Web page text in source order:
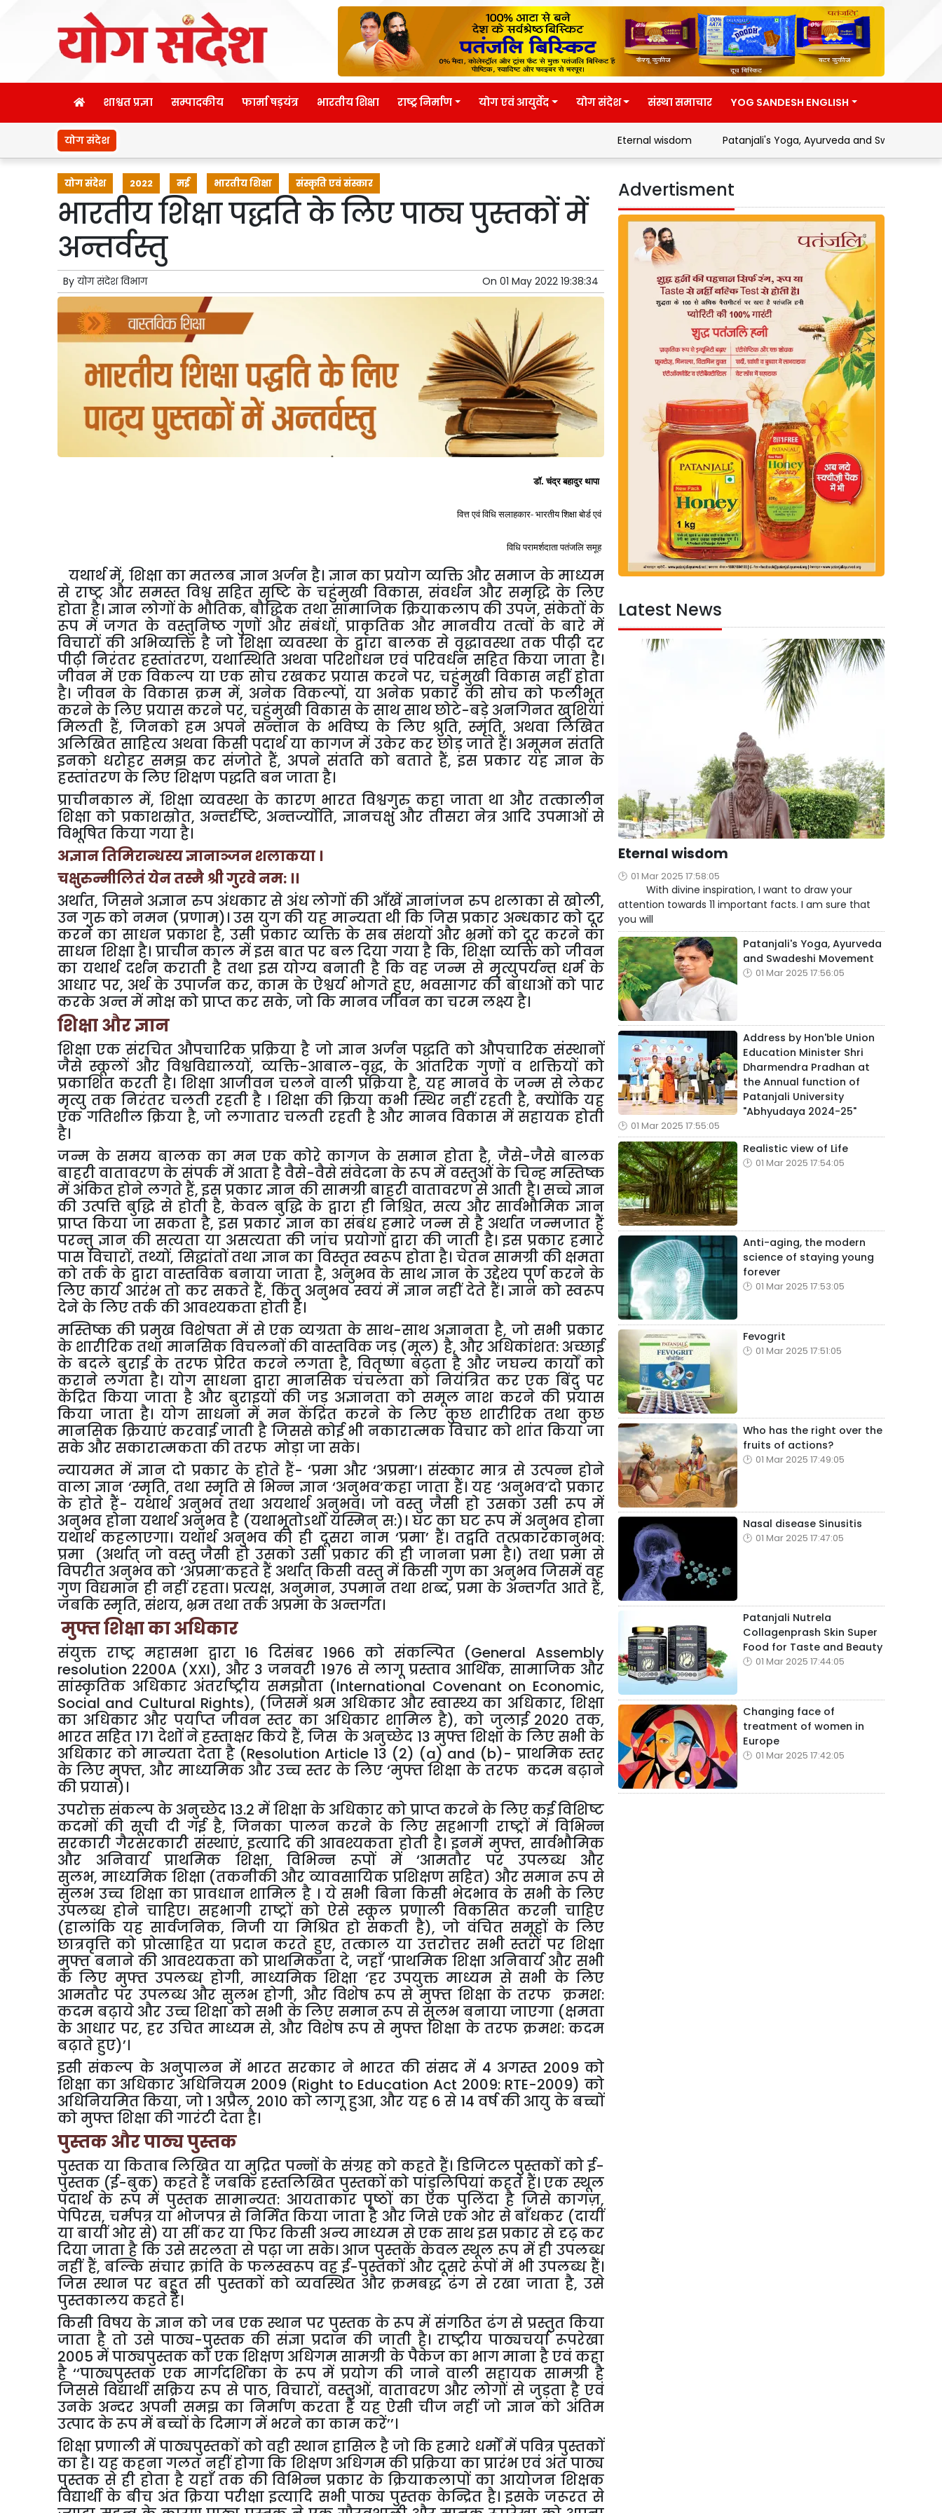
शाश्वत प्रज्ञा सम्पादकीय फार्मा षड़यंत्र भारतीय शिक्षा राष्ट्र निर्माण योग एवं आयुर्वेद योग संदेश संस्था समाचार YOG SANDESH ENGLISH
योग संदेश Eternal wisdom Patanjali's Yoga, Ayurveda and Swadeshi Movement
योग संदेश 2022 मई भारतीय शिक्षा संस्कृति एवं संस्कार
भारतीय शिक्षा पद्धति के लिए पाठ्य पुस्तकों में
अन्तर्वस्तु
By योग संदेश विभाग On 01 May 2022 19:38:34
डॉ. चंद्र बहादुर थापा
वित्त एवं विधि सलाहकार-भारतीय शिक्षा बोर्ड एवं
विधि परामर्शदाता पतंजलि समूह
यथार्थ में, शिक्षा का मतलब ज्ञान अर्जन है। ज्ञान का प्रयोग व्यक्ति और समाज के माध्यम
से राष्ट्र और समस्त विश्व सहित सृष्टि के चहुंमुखी विकास, संवर्धन और समृद्धि के लिए
होता है। ज्ञान लोगों के भौतिक, बौद्धिक तथा सामाजिक क्रियाकलाप की उपज, संकेतों के
रूप में जगत के वस्तुनिष्ठ गुणों और संबंधों, प्राकृतिक और मानवीय तत्वों के बारे में
विचारों की अभिव्यक्ति है जो शिक्षा व्यवस्था के द्वारा बालक से वृद्धावस्था तक पीढ़ी दर
पीढ़ी निरंतर हस्तांतरण, यथास्थिति अथवा परिशोधन एवं परिवर्धन सहित किया जाता है।
जीवन में एक विकल्प या एक सोच रखकर प्रयास करने पर, चहुंमुखी विकास नहीं होता
है। जीवन के विकास क्रम में, अनेक विकल्पों, या अनेक प्रकार की सोच को फलीभूत
करने के लिए प्रयास करने पर, चहुंमुखी विकास के साथ साथ छोटे-बड़े अनगिनत खुशियां
मिलती हैं, जिनको हम अपने सन्तान के भविष्य के लिए श्रुति, स्मृति, अथवा लिखित
अलिखित साहित्य अथवा किसी पदार्थ या कागज में उकेर कर छोड़ जाते हैं। अमूमन संतति
इनको धरोहर समझ कर संजोते हैं, अपने संतति को बताते हैं, इस प्रकार यह ज्ञान के
हस्तांतरण के लिए शिक्षण पद्धति बन जाता है।
प्राचीनकाल में, शिक्षा व्यवस्था के कारण भारत विश्वगुरु कहा जाता था और तत्कालीन
शिक्षा को प्रकाशस्रोत, अन्तर्दृष्टि, अन्तर्ज्योति, ज्ञानचक्षु और तीसरा नेत्र आदि उपमाओं से
विभूषित किया गया है।
अज्ञान तिमिरान्धस्य ज्ञानाञ्जन शलाकया ।
चक्षुरुन्मीलितं येन तस्मै श्री गुरवे नम: ।।
अर्थात, जिसने अज्ञान रुप अंधकार से अंध लोगों की आँखें ज्ञानांजन रुप शलाका से खोली,
उन गुरु को नमन (प्रणाम)। उस युग की यह मान्यता थी कि जिस प्रकार अन्धकार को दूर
करने का साधन प्रकाश है, उसी प्रकार व्यक्ति के सब संशयों और भ्रमों को दूर करने का
साधन शिक्षा है। प्राचीन काल में इस बात पर बल दिया गया है कि, शिक्षा व्यक्ति को जीवन
का यथार्थ दर्शन कराती है तथा इस योग्य बनाती है कि वह जन्म से मृत्युपर्यन्त धर्म के
आधार पर, अर्थ के उपार्जन कर, काम के ऐश्वर्य भोगते हुए, भवसागर की बाधाओं को पार
करके अन्त में मोक्ष को प्राप्त कर सके, जो कि मानव जीवन का चरम लक्ष्य है।
शिक्षा और ज्ञान
शिक्षा एक संरचित औपचारिक प्रक्रिया है जो ज्ञान अर्जन पद्धति को औपचारिक संस्थानों
जैसे स्कूलों और विश्वविद्यालयों, व्यक्ति-आबाल-वृद्ध, के आंतरिक गुणों व शक्तियों को
प्रकाशित करती है। शिक्षा आजीवन चलने वाली प्रक्रिया है, यह मानव के जन्म से लेकर
मृत्यु तक निरंतर चलती रहती है । शिक्षा की क्रिया कभी स्थिर नहीं रहती है, क्योंकि यह
एक गतिशील क्रिया है, जो लगातार चलती रहती है और मानव विकास में सहायक होती
है।
जन्म के समय बालक का मन एक कोरे कागज के समान होता है, जैसे-जैसे बालक
बाहरी वातावरण के संपर्क में आता है वैसे-वैसे संवेदना के रूप में वस्तुओं के चिन्ह मस्तिष्क
में अंकित होने लगते हैं, इस प्रकार ज्ञान की सामग्री बाहरी वातावरण से आती है। सच्चे ज्ञान
की उत्पत्ति बुद्धि से होती है, केवल बुद्धि के द्वारा ही निश्चित, सत्य और सार्वभौमिक ज्ञान
प्राप्त किया जा सकता है, इस प्रकार ज्ञान का संबंध हमारे जन्म से है अर्थात जन्मजात हैं
परन्तु ज्ञान की सत्यता या असत्यता की जांच प्रयोगों द्वारा की जाती है। इस प्रकार हमारे
पास विचारों, तथ्यों, सिद्धांतों तथा ज्ञान का विस्तृत स्वरूप होता है। चेतन सामग्री की क्षमता
को तर्क के द्वारा वास्तविक बनाया जाता है, अनुभव के साथ ज्ञान के उद्देश्य पूर्ण करने के
लिए कार्य आरंभ तो कर सकते हैं, किंतु अनुभव स्वयं में ज्ञान नहीं देते हैं। ज्ञान को स्वरूप
देने के लिए तर्क की आवश्यकता होती है।
मस्तिष्क की प्रमुख विशेषता में से एक व्यग्रता के साथ-साथ अज्ञानता है, जो सभी प्रकार
के शारीरिक तथा मानसिक विचलनों की वास्तविक जड़ (मूल) है, और अधिकांशत: अच्छाई
के बदले बुराई के तरफ प्रेरित करने लगता है, वितृष्णा बढ़ता है और जघन्य कार्यों को
कराने लगता है। योग साधना द्वारा मानसिक चंचलता को नियंत्रित कर एक बिंदु पर
केंद्रित किया जाता है और बुराइयों की जड़ अज्ञानता को समूल नाश करने की प्रयास
किया जाता है। योग साधना में मन केंद्रित करने के लिए कुछ शारीरिक तथा कुछ
मानसिक क्रियाएं करवाई जाती है जिससे कोई भी नकारात्मक विचार को शांत किया जा
सके और सकारात्मकता की तरफ मोड़ा जा सके।
न्यायमत में ज्ञान दो प्रकार के होते हैं- ‘प्रमा और ‘अप्रमा’। संस्कार मात्र से उत्पन्न होने
वाला ज्ञान ‘स्मृति, तथा स्मृति से भिन्न ज्ञान ‘अनुभव’कहा जाता हैं। यह ‘अनुभव’दो प्रकार
के होते हैं- यथार्थ अनुभव तथा अयथार्थ अनुभव। जो वस्तु जैसी हो उसका उसी रूप में
अनुभव होना यथार्थ अनुभव है (यथाभूतोऽर्थो यस्मिन् स:)। घट का घट रूप में अनुभव होना
यथार्थ कहलाएगा। यथार्थ अनुभव की ही दूसरा नाम ‘प्रमा’ हैं। तद्वति तत्प्रकारकानुभव:
प्रमा (अर्थात् जो वस्तु जैसी हो उसको उसी प्रकार की ही जानना प्रमा है।) तथा प्रमा से
विपरीत अनुभव को ‘अप्रमा’कहते हैं अर्थात् किसी वस्तु में किसी गुण का अनुभव जिसमें वह
गुण विद्यमान ही नहीं रहता। प्रत्यक्ष, अनुमान, उपमान तथा शब्द, प्रमा के अन्तर्गत आते हैं,
जबकि स्मृति, संशय, भ्रम तथा तर्क अप्रमा के अन्तर्गत।
मुफ्त शिक्षा का अधिकार
संयुक्त राष्ट्र महासभा द्वारा 16 दिसंबर 1966 को संकल्पित (General Assembly
resolution 2200A (XXI), और 3 जनवरी 1976 से लागू प्रस्ताव आर्थिक, सामाजिक और
सांस्कृतिक अधिकार अंतर्राष्ट्रीय समझौता (International Covenant on Economic,
Social and Cultural Rights), (जिसमें श्रम अधिकार और स्वास्थ्य का अधिकार, शिक्षा
का अधिकार और पर्याप्त जीवन स्तर का अधिकार शामिल है), को जुलाई 2020 तक,
भारत सहित 171 देशों ने हस्ताक्षर किये हैं, जिस के अनुच्छेद 13 मुफ्त शिक्षा के लिए सभी के
अधिकार को मान्यता देता है (Resolution Article 13 (2) (a) and (b)- प्राथमिक स्तर
के लिए मुफ्त, और माध्यमिक और उच्च स्तर के लिए ‘मुफ्त शिक्षा के तरफ कदम बढ़ाने
की प्रयास)।
उपरोक्त संकल्प के अनुच्छेद 13.2 में शिक्षा के अधिकार को प्राप्त करने के लिए कई विशिष्ट
कदमों की सूची दी गई है, जिनका पालन करने के लिए सहभागी राष्ट्रों में विभिन्न
सरकारी गैरसरकारी संस्थाएं, इत्यादि की आवश्यकता होती है। इनमें मुफ्त, सार्वभौमिक
और अनिवार्य प्राथमिक शिक्षा, विभिन्न रूपों में ‘आमतौर पर उपलब्ध और
सुलभ, माध्यमिक शिक्षा (तकनीकी और व्यावसायिक प्रशिक्षण सहित) और समान रूप से
सुलभ उच्च शिक्षा का प्रावधान शामिल है । ये सभी बिना किसी भेदभाव के सभी के लिए
उपलब्ध होने चाहिए। सहभागी राष्ट्रों को ऐसे स्कूल प्रणाली विकसित करनी चाहिए
(हालांकि यह सार्वजनिक, निजी या मिश्रित हो सकती है), जो वंचित समूहों के लिए
छात्रवृत्ति को प्रोत्साहित या प्रदान करते हुए, तत्काल या उत्तरोत्तर सभी स्तरों पर शिक्षा
मुफ्त बनाने की आवश्यकता को प्राथमिकता दे, जहाँ ‘प्राथमिक शिक्षा अनिवार्य और सभी
के लिए मुफ्त उपलब्ध होगी, माध्यमिक शिक्षा ‘हर उपयुक्त माध्यम से सभी के लिए
आमतौर पर उपलब्ध और सुलभ होगी, और विशेष रूप से मुफ्त शिक्षा के तरफ क्रमश:
कदम बढ़ाये और उच्च शिक्षा को सभी के लिए समान रूप से सुलभ बनाया जाएगा (क्षमता
के आधार पर, हर उचित माध्यम से, और विशेष रूप से मुफ्त शिक्षा के तरफ क्रमश: कदम
बढ़ाते हुए)’।
इसी संकल्प के अनुपालन में भारत सरकार ने भारत की संसद में 4 अगस्त 2009 को
शिक्षा का अधिकार अधिनियम 2009 (Right to Education Act 2009: RTE-2009)को
अधिनियमित किया, जो 1 अप्रैल, 2010 को लागू हुआ, और यह 6 से 14 वर्ष की आयु के बच्चों
को मुफ्त शिक्षा की गारंटी देता है।
पुस्तक और पाठ्य पुस्तक
पुस्तक या किताब लिखित या मुद्रित पन्नों के संग्रह को कहते हैं। डिजिटल पुस्तकों को ई-
पुस्तक (ई-बुक) कहते हैं जबकि हस्तलिखित पुस्तकों को पांडुलिपियां कहते हैं। एक स्थूल
पदार्थ के रूप में पुस्तक सामान्यत: आयताकार पृष्ठों का एक पुलिंदा है जिसे कागज़,
पेपिरस, चर्मपत्र या भोजपत्र से निर्मित किया जाता है और जिसे एक ओर से बाँधकर (दायीं
या बायीं ओर से) या सीं कर या फिर किसी अन्य माध्यम से एक साथ इस प्रकार से दृढ़ कर
दिया जाता है कि उसे सरलता से पढ़ा जा सके। आज पुस्तकें केवल स्थूल रूप में ही उपलब्ध
नहीं हैं, बल्कि संचार क्रांति के फलस्वरूप वह ई-पुस्तकों और दूसरे रूपों में भी उपलब्ध हैं।
जिस स्थान पर बहुत सी पुस्तकों को व्यवस्थित और क्रमबद्ध ढंग से रखा जाता है, उसे
पुस्तकालय कहते हैं।
किसी विषय के ज्ञान को जब एक स्थान पर पुस्तक के रूप में संगठित ढंग से प्रस्तुत किया
जाता है तो उसे पाठ्य-पुस्तक की संज्ञा प्रदान की जाती है। राष्ट्रीय पाठ्यचर्या रूपरेखा
2005 में पाठ्यपुस्तक को एक शिक्षण अधिगम सामग्री के पैकेज का भाग माना है एवं कहा
है ‘‘पाठ्यपुस्तक एक मार्गदर्शिका के रूप में प्रयोग की जाने वाली सहायक सामग्री है
जिससे विद्यार्थी सक्रिय रूप से पाठ, विचारों, वस्तुओं, वातावरण और लोगों से जुड़ता है एवं
उनके अन्दर अपनी समझ का निर्माण करता है यह ऐसी चीज नहीं जो ज्ञान को अंतिम
उत्पाद के रूप में बच्चों के दिमाग में भरने का काम करें’’।
शिक्षा प्रणाली में पाठ्यपुस्तकों को वही स्थान हासिल है जो कि हमारे धर्मों में पवित्र पुस्तकों
का है। यह कहना गलत नहीं होगा कि शिक्षण अधिगम की प्रक्रिया का प्रारंभ एवं अंत पाठ्य
पुस्तक से ही होता है यहाँ तक की विभिन्न प्रकार के क्रियाकलापों का आयोजन शिक्षक
विद्यार्थी के बीच अंत क्रिया परीक्षा इत्यादि सभी पाठ्य पुस्तक केन्द्रित है। इसके जरूरत से
Advertisment
Latest News
Eternal wisdom
01 Mar 2025 17:58:05
With divine inspiration, I want to draw your
attention towards 11 important facts. I am sure that
you will
Patanjali's Yoga, Ayurveda
and Swadeshi Movement
01 Mar 2025 17:56:05
Address by Hon'ble Union
Education Minister Shri
Dharmendra Pradhan at
the Annual function of
Patanjali University
"Abhyudaya 2024-25"
01 Mar 2025 17:55:05
Realistic view of Life
01 Mar 2025 17:54:05
Anti-aging, the modern
science of staying young
forever
01 Mar 2025 17:53:05
Fevogrit
01 Mar 2025 17:51:05
Who has the right over the
fruits of actions?
01 Mar 2025 17:49:05
Nasal disease Sinusitis
01 Mar 2025 17:47:05
Patanjali Nutrela
Collagenprash Skin Super
Food for Taste and Beauty
01 Mar 2025 17:44:05
Changing face of
treatment of women in
Europe
01 Mar 2025 17:42:05